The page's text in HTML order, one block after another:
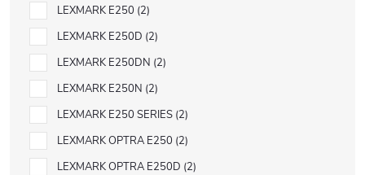
LEXMARK E250 2
LEXMARK E250D 2
LEXMARK E250DN 2
LEXMARK E250N 2
LEXMARK E250 SERIES 2
LEXMARK OPTRA E250 2
LEXMARK OPTRA E250D 2